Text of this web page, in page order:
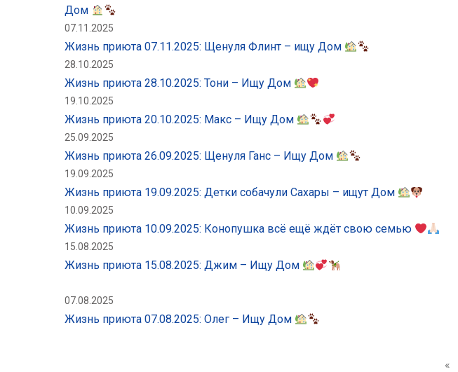
Дом
07.11.2025
Жизнь приюта 07.11.2025: Щенуля Флинт – ищу Дом
28.10.2025
Жизнь приюта 28.10.2025: Тони – Ищу Дом
19.10.2025
Жизнь приюта 20.10.2025: Макс – Ищу Дом
25.09.2025
Жизнь приюта 26.09.2025: Щенуля Ганс – Ищу Дом
19.09.2025
Жизнь приюта 19.09.2025: Детки собачули Сахары – ищут Дом
10.09.2025
Жизнь приюта 10.09.2025: Конопушка всё ещё ждёт свою семью
15.08.2025
Жизнь приюта 15.08.2025: Джим – Ищу Дом
07.08.2025
Жизнь приюта 07.08.2025: Олег – Ищу Дом
«